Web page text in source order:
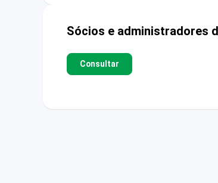
Sócios e administradores
Consultar